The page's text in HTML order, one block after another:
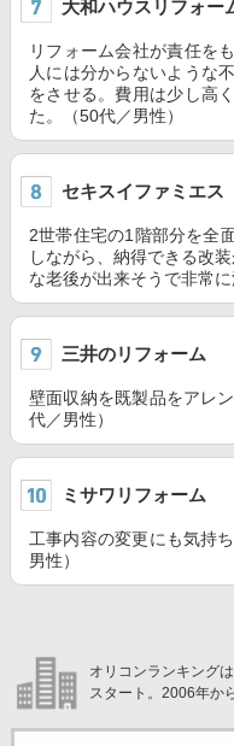
大和ハウスリフォー
リフォーム会社が責任を
人には分からないような
をさせる。費用は少し高
た。（50代／男性）
セキスイファミエス
2世帯住宅の1階部分を全
しながら、納得できる改
な老後が出来そうで非常
三井のリフォーム
壁面収納を既製品をアレ
代／男性）
ミサワリフォーム
工事内容の変更にも気持
男性）
オリコンランキング
スタート。2006年か